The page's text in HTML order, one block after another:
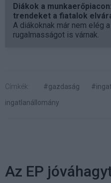
Diákok a
trendeket a fiatalok
A diákoknak már nem elég
rugalmasságot is várnak.
Címkék: #gazdaság
ingatlanállomány
Az EP